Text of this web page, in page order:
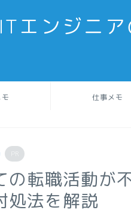
ITエンジニ
仕事メモ
の転職活動が
処法を解説